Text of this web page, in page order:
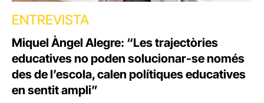
ENTREVISTA
Miquel Àngel Alegre: “Les trajectòries
educatives no poden solucionar-se només
des de l’escola, calen polítiques educatives
en sentit ampli”